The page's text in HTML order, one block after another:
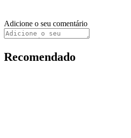
Adicione o seu comentário
Recomendado